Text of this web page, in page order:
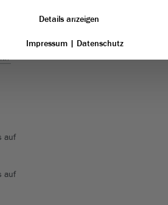
mit den Fraktionen.
auf
auf
Details anzeigen
Impressum | Datenschutz